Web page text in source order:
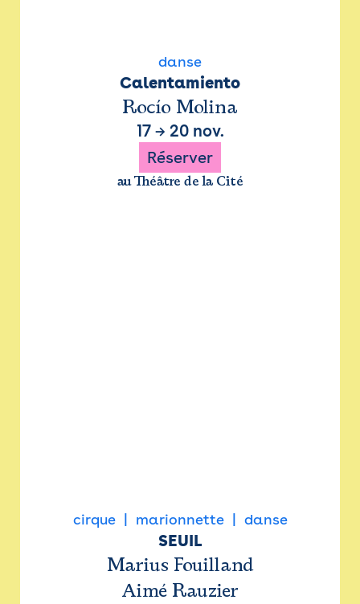
danse
Calentamiento
Rocío Molina
17→ 20 nov.
Réserver
au Théâtre de la Cité
cirque marionnette danse
SEUIL
Marius Fouilland
Aimé Rauzier